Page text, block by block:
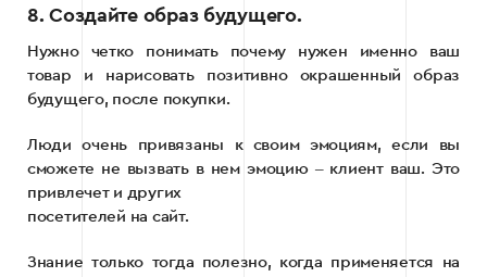
8. Создайте образ будущего.
Нужно четко понимать почему нужен именно ваш
товар и нарисовать позитивно окрашенный образ
будущего, после покупки.
Люди очень привязаны к своим эмоциям, если вы
сможете не вызвать в нем эмоцию ‒ клиент ваш. Это
привлечет и других
посетителей на сайт.
Знание только тогда полезно, когда применяется на